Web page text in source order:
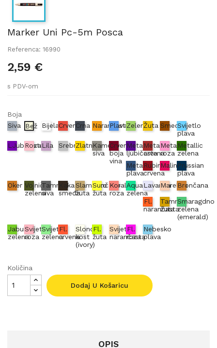
Marker Uni Pc-5m Posca
Referenca: 16990
2,59 €
s PDV-om
Boja
Siva
Bež BijelaCrvenaCrna Narančasta
PlavaZelenaŽuta SmeđaSvijetlo
plava
LJubičasta
RozaLila SrebrnaZlatnaKameno
siva
Crvena
boja
vina
Metallic
ljubičasta
Metallic
crvena
Metallic
roza
Metallic
zelena
Metallic
plava
Rubin
crvena
MalinaPrussian
plava
Oker Vojnički
zelena
Tamno
siva
Kakao
smeđa
Slamnato
žuta
Sunčano
žuta
Koraljno
roza
Aqua
zelena
LavandaMarelicaBrončana
Fl.
narančasta
Tamno
žuta
Smaragdno
zelena
(emerald)
Jabuka
zelena
Svijetlo
roza
Svijetlo
zelena
Fl.
crvena
Slonova
kost
(ivory)
Fl.
žuta
Svijetlo
narančasta
Fl.
roza
Nebesko
plava
Količina
Dodaj U Košaricu
OPIS